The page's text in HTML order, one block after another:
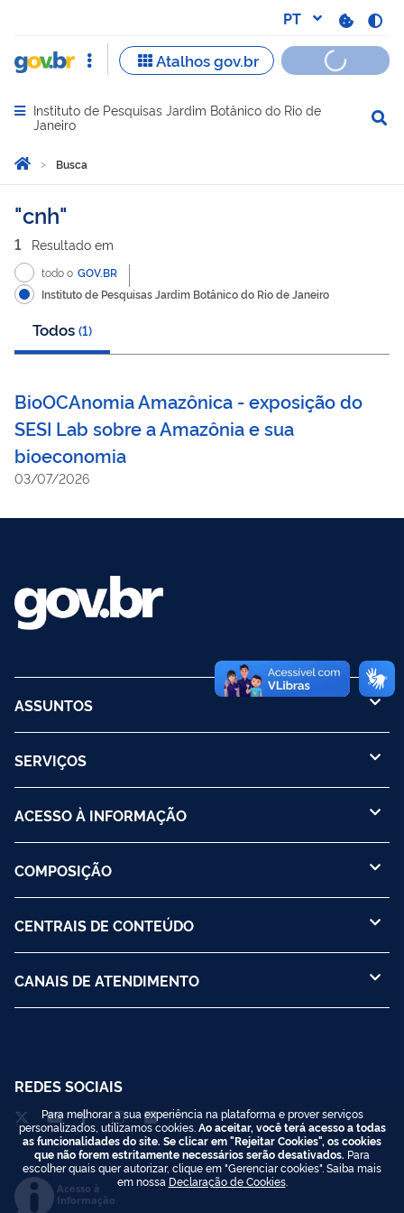
Abrir menu principal de navegação
Instituto de Pesquisas Jardim Botânico do Rio de
Janeiro
Você está aqui:
Página Inicial
Busca
Busca
cnh
1 Resultado em
todo o GOV.BR
Instituto de Pesquisas Jardim Botânico do Rio de Janeiro
Todos (1)
BioOCAnomia Amazônica - exposição do
SESI Lab sobre a Amazônia e sua
bioeconomia
03/07/2026
ASSUNTOS
SERVIÇOS
ACESSO À INFORMAÇÃO
COMPOSIÇÃO
CENTRAIS DE CONTEÚDO
CANAIS DE ATENDIMENTO
REDES SOCIAIS
Acesso à
Informação
Para melhorar a sua experiência na plataforma e prover serviços
personalizados, utilizamos cookies. Ao aceitar, você terá acesso a todas
as funcionalidades do site. Se clicar em "Rejeitar Cookies", os cookies
que não forem estritamente necessários serão desativados. Para
escolher quais quer autorizar, clique em "Gerenciar cookies". Saiba mais
em nossa Declaração de Cookies.